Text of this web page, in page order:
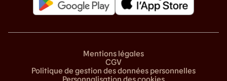
Mentions légales
CGV
Politique de gestion des données personnelles
Personnalisation des cookies